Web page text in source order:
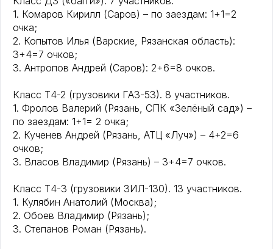
1. Комаров Кирилл (Саров) – по заездам: 1+1=2
очка;
2. Копытов Илья (Варские, Рязанская область):
3+4=7 очков;
3. Антропов Андрей (Саров): 2+6=8 очков.
Класс Т4-2 (грузовики ГАЗ-53). 8 участников.
1. Фролов Валерий (Рязань, СПК «Зелёный сад») –
по заездам: 1+1= 2 очка;
2. Кученев Андрей (Рязань, АТЦ «Луч») – 4+2=6
очков;
3. Власов Владимир (Рязань) – 3+4=7 очков.
Класс Т4-3 (грузовики ЗИЛ-130). 13 участников.
1. Кулябин Анатолий (Москва);
2. Обоев Владимир (Рязань);
3. Степанов Роман (Рязань).